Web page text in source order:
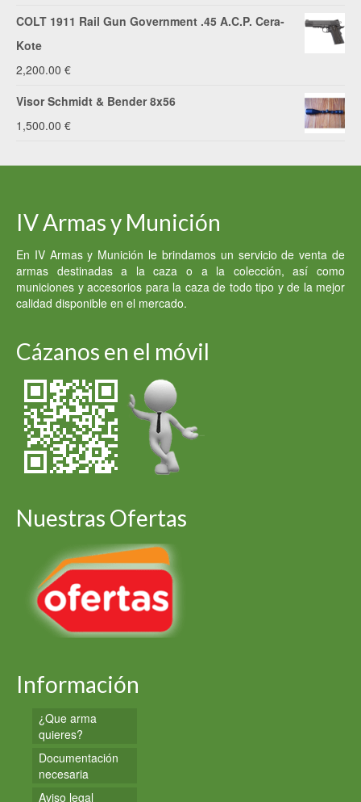
COLT 1911 Rail Gun Government .45 A.C.P. Cera-
Kote
2,200.00 €
Visor Schmidt & Bender 8x56
1,500.00 €
IV Armas y Munición
En IV Armas y Munición le brindamos un servicio de venta de
armas destinadas a la caza o a la colección, así como
municiones y accesorios para la caza de todo tipo y de la mejor
calidad disponible en el mercado.
Cázanos en el móvil
Nuestras Ofertas
Información
¿Que arma
quieres?
Documentación
necesaria
Aviso legal